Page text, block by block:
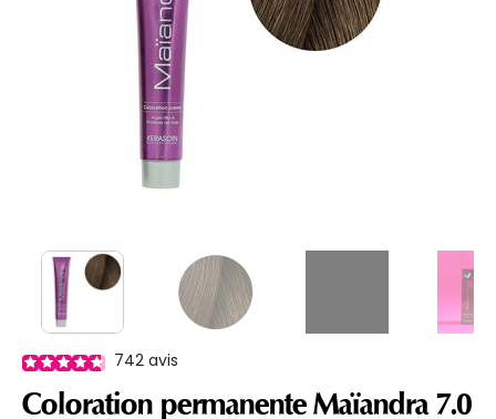
742 avis
Coloration permanente Maïandra 7.0